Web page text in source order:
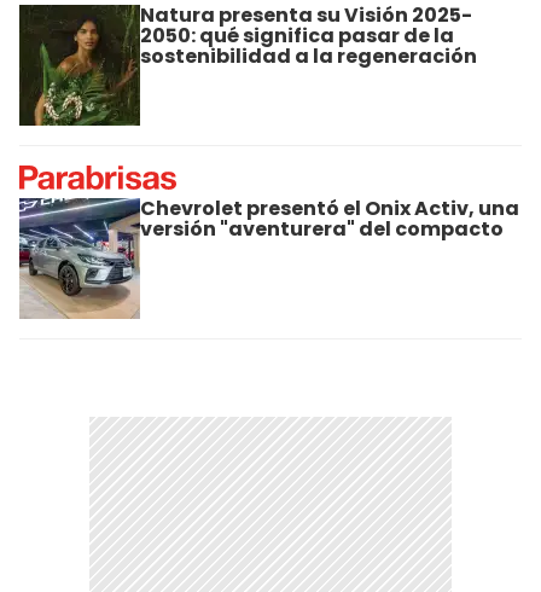
Natura presenta su Visión 2025-
2050: qué significa pasar de la
sostenibilidad a la regeneración
Chevrolet presentó el Onix Activ, una
versión "aventurera" del compacto